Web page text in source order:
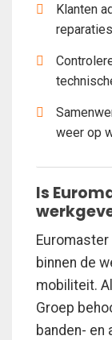
Klanten
reparaties
weer op
Is
binnen de
mobiliteit.
Groep
banden-